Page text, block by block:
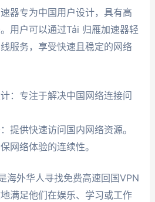
器专为中国用户设计，具有高
用户可以通过Tải 归雁加速器轻
服务，享受快速且稳定的网络
：专注于解决中国网络连接问
提供快速访问国内网络资源。
网络体验的连续性。
海外华人寻找免费高速回国VPN
满足他们在娱乐、学习或工作